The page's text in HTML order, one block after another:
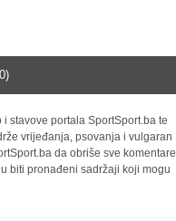
stavove portala SportSport.ba te
vrijeđanja, psovanja i vulgaran
da obriše sve komentare
biti pronađeni sadržaji koji mogu